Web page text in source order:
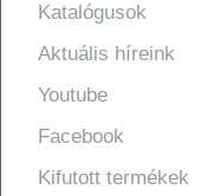
Katalógusok
Aktuális híreink
Youtube
Facebook
Kifutott termékek